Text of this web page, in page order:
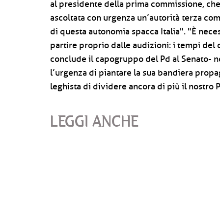
al presidente della prima commissione,
ascoltata con urgenza un’autorità terza
di questa autonomia spacca Italia". "È
partire proprio dalle audizioni: i tempi del
conclude il capogruppo del Pd al Senato-
l’urgenza di piantare la sua bandiera
leghista di dividere ancora di più il nostro
LEGGI ANCHE